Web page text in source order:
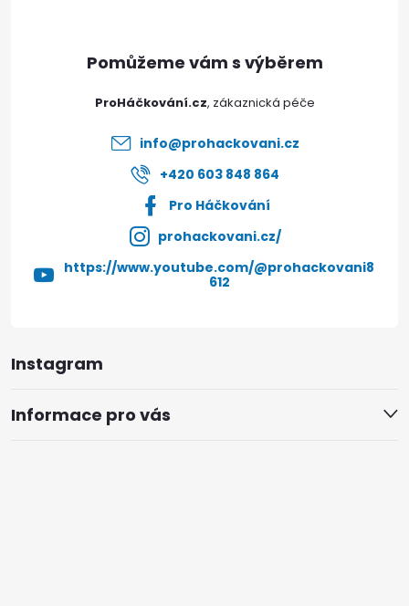
Instagram
Informace pro vás
ProHáčkování.cz
info@prohackovani.cz
+420 603 848 864
Pro Háčkování
prohackovani.cz/
https://www.youtube.com/@prohackovani8
612